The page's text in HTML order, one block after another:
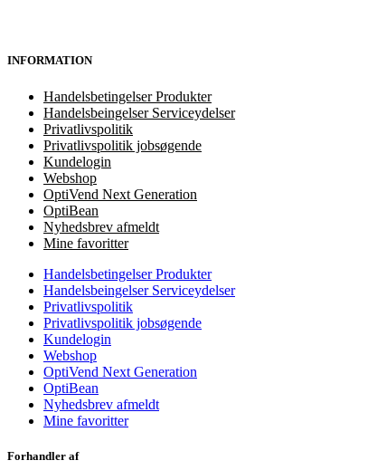
INFORMATION
Handelsbetingelser Produkter
Handelsbeingelser Serviceydelser
Privatlivspolitik
Privatlivspolitik jobsøgende
Kundelogin
Webshop
OptiVend Next Generation
OptiBean
Nyhedsbrev afmeldt
Mine favoritter
Handelsbetingelser Produkter
Handelsbeingelser Serviceydelser
Privatlivspolitik
Privatlivspolitik jobsøgende
Kundelogin
Webshop
OptiVend Next Generation
OptiBean
Nyhedsbrev afmeldt
Mine favoritter
Forhandler af